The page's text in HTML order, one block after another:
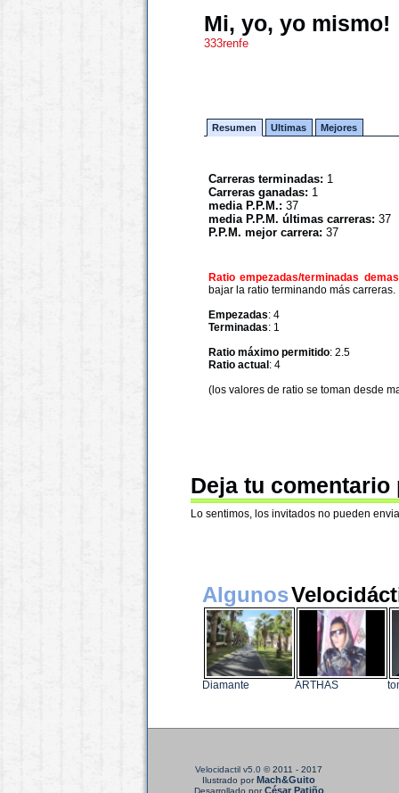
Mi, yo, yo mismo!
333renfe
Resumen Ultimas Mejores
Carreras terminadas: 1
Carreras ganadas: 1
media P.P.M.: 37
media P.P.M. últimas carreras: 37
P.P.M. mejor carrera: 37
Ratio empezadas/terminadas
bajar la ratio terminando más carreras.
Empezadas: 4
Terminadas: 1
Ratio máximo permitido: 2.5
Ratio actual : 4
(los valores de ratio se toman desde
Deja tu
Lo sentimos, los invitados no pueden
Algunos
Diamante ARTHAS
Velocidactil v5.0 © 2011 - 2017
Ilustrado porMach&Guito
Desarrollado porCésar Patiño